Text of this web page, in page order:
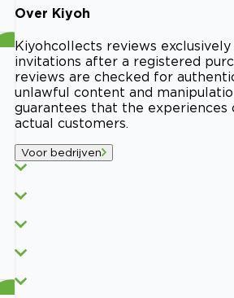
Over Kiyoh
Kiyohcollects reviews
invitations after a registered
reviews are checked for
unlawful content and
guarantees that the experiences
actual customers.
Voor bedrijven